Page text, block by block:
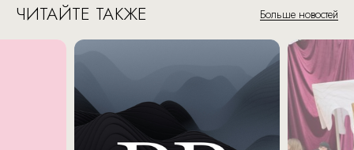
ЧИТАЙТЕ ТАКЖЕ Больше новостей